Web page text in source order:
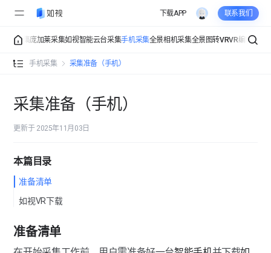
下载APP 联系我们
罗华采集庞加莱采集如视智能云台采集手机采集全景相机采集全景图转VRVR编辑器
手机采集 采集准备（手机）
手机拍介绍
采集设置（手机）
扫描模式（手机）
手动拼接（手机）
打马赛克（手机）
采集打标签（手机）
获得更好的效果（手机）
多楼层采集（手机）
手机采集常见问题
手机采集支持哪些手机型号？
采集准备（手机）
更新于 2025年11月03日
本篇目录
准备清单
如视VR下载
准备清单